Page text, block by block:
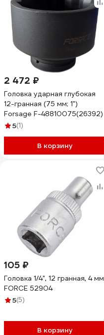
2 472 ₽
Головка ударная глубокая
12-гранная (75 мм; 1")
Forsage F-48810075(26392)
5(1)
В корзину
105 ₽
Головка 1/4", 12 гранная, 4 мм
FORCE 52904
5(5)
В корзину